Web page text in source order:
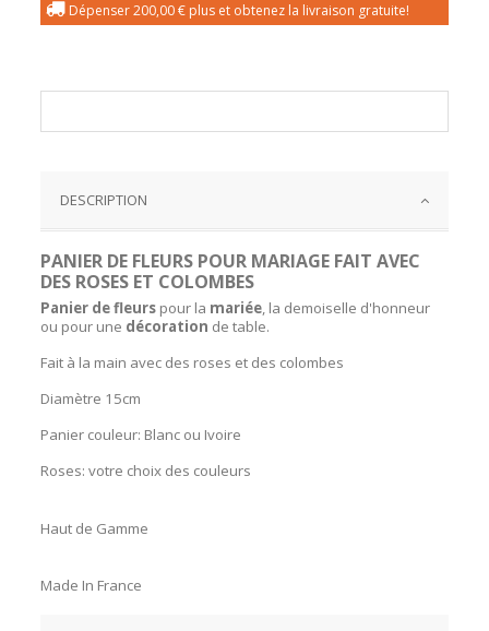
Dépenser200,00 € plus et obtenez la livraison gratuite!
DESCRIPTION
PANIER DE FLEURS POUR MARIAGE FAIT AVEC
DES ROSES ET COLOMBES
Panier de fleurs pour la mariée, la demoiselle d'honneur
ou pour une décoration de table.
Fait à la main avec des roses et des colombes
Diamètre 15cm
Panier couleur: Blanc ou Ivoire
Roses: votre choix des couleurs
Haut de Gamme
Made In France